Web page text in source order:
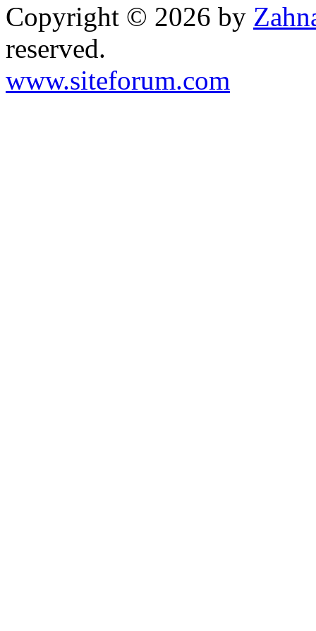
Copyright © 2026 by
reserved.
www.siteforum.com